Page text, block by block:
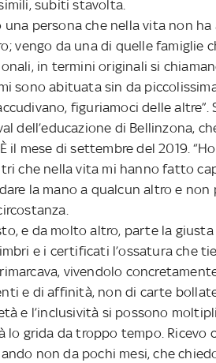
subiti stavolta.
una persona che nella vita non
vengo da una di quelle famiglie
in termini originali si
sono abituata sin da
figuriamoci delle
dell’educazione di Bellinzona,
il mese di settembre del 2019.
che nella vita mi hanno fatto
la mano a qualcun altro e
e da molto altro, parte la
e i certificati l’ossatura che
vivendolo
e di affinità, non di carte
e l’inclusività si possono
lo grida da troppo tempo.
non da pochi mesi, che